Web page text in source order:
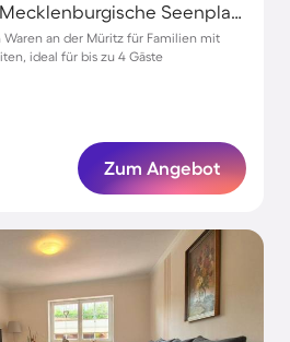
Waren (Müritz), Mecklenburgische Seenplatte, Deutschland
an der Müritz für Familien mit
ideal für bis zu 4 Gäste
Zum Angebot